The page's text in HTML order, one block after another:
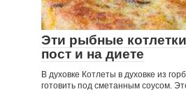
Эти рыбные
пост и на диете
В духовке Котлеты в духовке из
готовить под сметанным соусом.